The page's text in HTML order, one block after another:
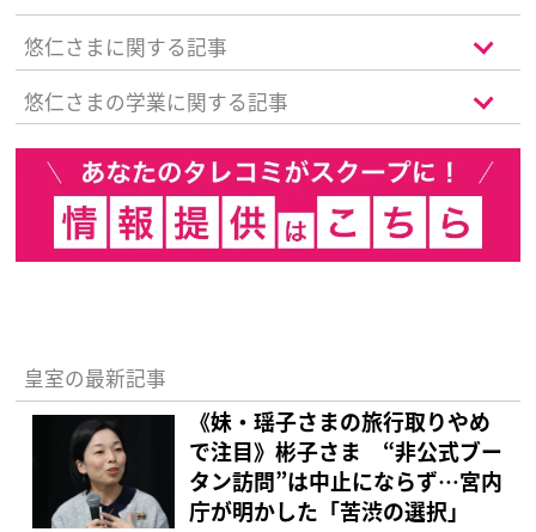
悠仁さまに関する記事
悠仁さまの学業に関する記事
皇室の最新記事
《妹・瑶子さまの旅行取りやめ
で注目》彬子さま “非公式ブー
タン訪問”は中止にならず…宮内
庁が明かした「苦渋の選択」